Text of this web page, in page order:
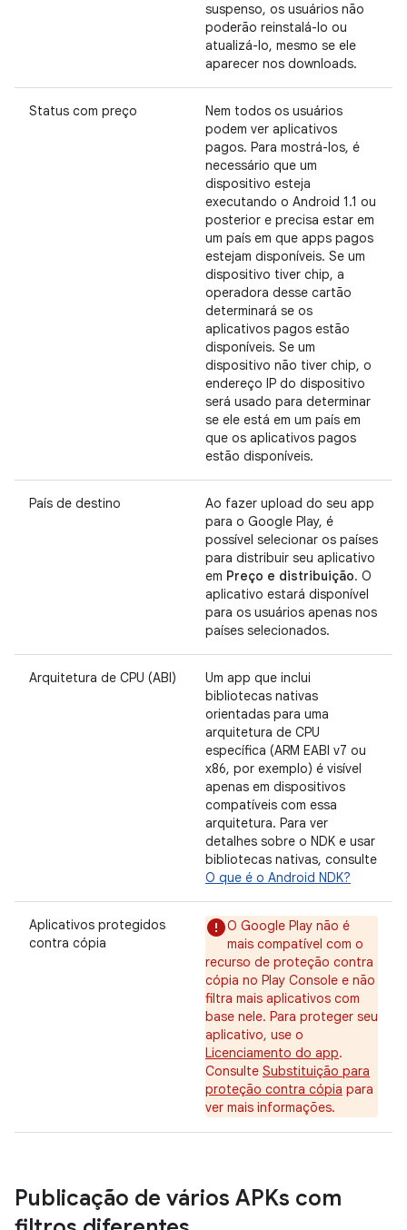
suspenso, os usuários não
poderão reinstalá-lo ou
atualizá-lo, mesmo se ele
aparecer nos downloads.
Status com preço
Nem todos os usuários
podem ver aplicativos
pagos. Para mostrá-los, é
necessário que um
dispositivo esteja
executando o Android 1.1 ou
posterior e precisa estar em
um país em que apps pagos
estejam disponíveis. Se um
dispositivo tiver chip, a
operadora desse cartão
determinará se os
aplicativos pagos estão
disponíveis. Se um
dispositivo não tiver chip, o
endereço IP do dispositivo
será usado para determinar
se ele está em um país em
que os aplicativos pagos
estão disponíveis.
País de destino
Ao fazer upload do seu app
para o Google Play, é
possível selecionar os países
para distribuir seu aplicativo
em Preço e distribuição. O
aplicativo estará disponível
para os usuários apenas nos
países selecionados.
Arquitetura de CPU (ABI)
Um app que inclui
bibliotecas nativas
orientadas para uma
arquitetura de CPU
específica (ARM EABI v7 ou
x86, por exemplo) é visível
apenas em dispositivos
compatíveis com essa
arquitetura. Para ver
detalhes sobre o NDK e usar
bibliotecas nativas, consulte
O que é o Android NDK?
Aplicativos protegidos
contra cópia
O Google Play não é
mais compatível com o
recurso de proteção contra
cópia no Play Console e não
filtra mais aplicativos com
base nele. Para proteger seu
aplicativo, use o
Licenciamento do app.
Consulte Substituição para
proteção contra cópia para
ver mais informações.
Publicação de vários APKs com